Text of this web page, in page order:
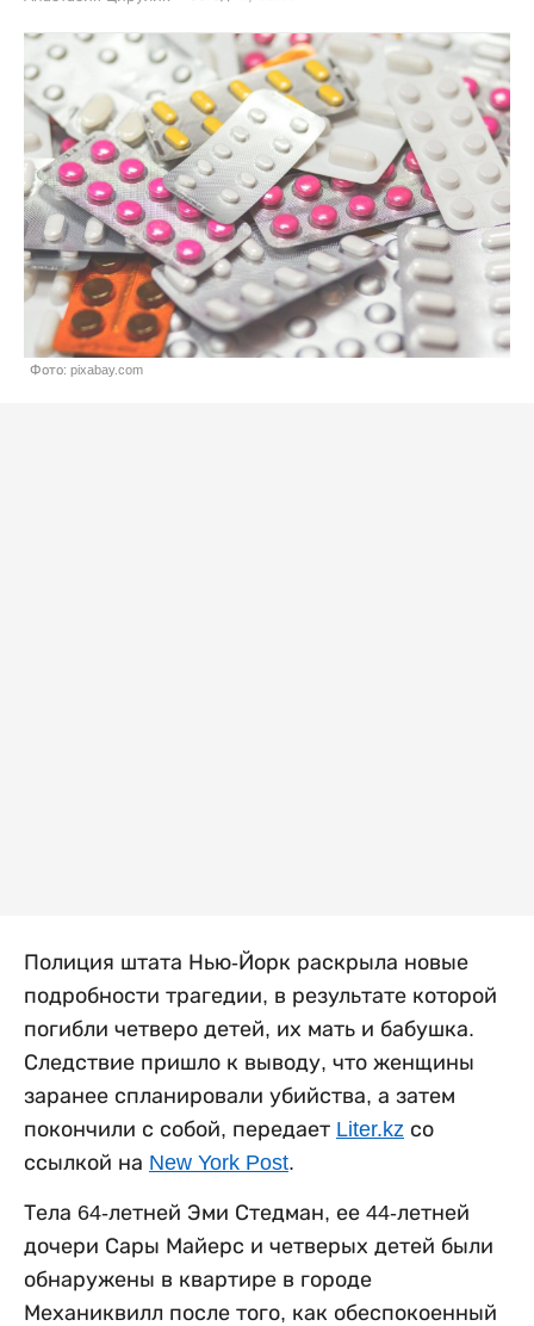
Фото: pixabay.com
Полиция штата Нью-Йорк раскрыла новые
подробности трагедии, в результате которой
погибли четверо детей, их мать и бабушка.
Следствие пришло к выводу, что женщины
заранее спланировали убийства, а затем
покончили с собой, передает Liter.kz со
ссылкой на New York Post.
Тела 64-летней Эми Стедман, ее 44-летней
дочери Сары Майерс и четверых детей были
обнаружены в квартире в городе
Механиквилл после того, как обеспокоенный